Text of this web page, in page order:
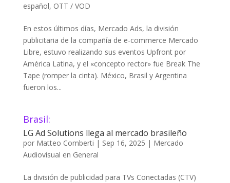
español, OTT / VOD
En estos últimos días, Mercado Ads, la división
publicitaria de la compañía de e-commerce Mercado
Libre, estuvo realizando sus eventos Upfront por
América Latina, y el «concepto rector» fue Break The
Tape (romper la cinta). México, Brasil y Argentina
fueron los...
Brasil:
LG Ad Solutions llega al mercado brasileño
por Matteo Comberti | Sep 16, 2025 | Mercado
Audiovisual en General
La división de publicidad para TVs Conectadas (CTV)